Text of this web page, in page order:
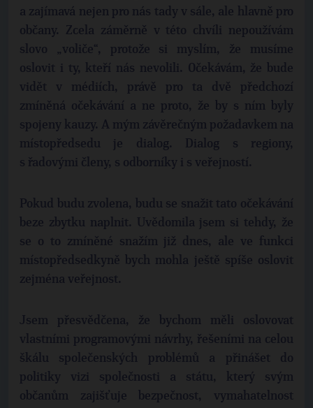
a zajímavá nejen pro nás tady v sále, ale hlavně pro
občany. Zcela záměrně v této chvíli nepoužívám
slovo „voliče“, protože si myslím, že musíme
oslovit i ty, kteří nás nevolili. Očekávám, že bude
vidět v médiích, právě pro ta dvě předchozí
zmíněná očekávání a ne proto, že by s ním byly
spojeny kauzy. A mým závěrečným požadavkem na
místopředsedu je dialog. Dialog s regiony,
s řadovými členy, s odborníky i s veřejností.
Pokud budu zvolena, budu se snažit tato očekávání
beze zbytku naplnit. Uvědomila jsem si tehdy, že
se o to zmíněné snažím již dnes, ale ve funkci
místopředsedkyně bych mohla ještě spíše oslovit
zejména veřejnost.
Jsem přesvědčena, že bychom měli oslovovat
vlastními programovými návrhy, řešeními na celou
škálu společenských problémů a přinášet do
politiky vizi společnosti a státu, který svým
občanům zajišťuje bezpečnost, vymahatelnost